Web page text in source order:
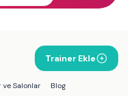
Trainer Ekle
ve Salonlar Blog